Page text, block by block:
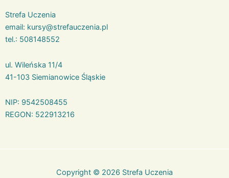
Strefa Uczenia
email: kursy@strefauczenia.pl
tel.: 508148552
ul. Wileńska 11/4
41-103 Siemianowice Śląskie
NIP: 9542508455
REGON: 522913216
Copyright © 2026 Strefa Uczenia